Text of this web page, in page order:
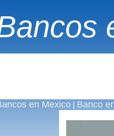
en Mexico| Banco